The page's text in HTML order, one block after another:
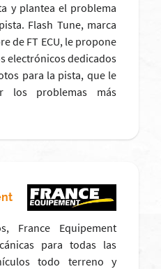
y plantea el problema
Flash Tune, marca
de FT ECU, le propone
electrónicos dedicados
para la pista, que le
los problemas más
France Equipement
para todas las
todo terreno y